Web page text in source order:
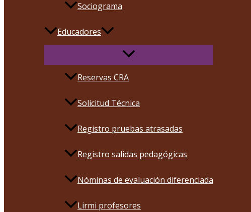
Sociograma
Educadores
Reservas CRA
Solicitud Técnica
Registro pruebas atrasadas
Registro salidas pedagógicas
Nóminas de evaluación diferenciada
Lirmi profesores